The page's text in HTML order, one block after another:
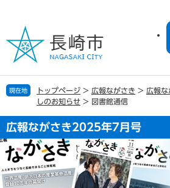
の
で
す
ー
ば
し
本
文
現在地 トップページ > 広報ながさき > 広報
しのお知らせ > 図書館通信
広報ながさき2025年7月号